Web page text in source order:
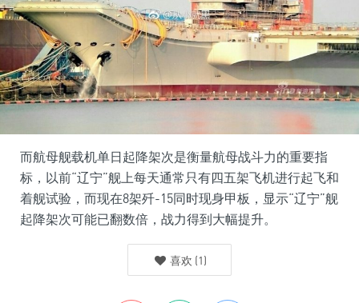
而航母舰载机单日起降架次是衡量航母战斗力的重要指
标，以前“辽宁”舰上每天通常只有四五架飞机进行起飞和
着舰试验，而现在8架歼-15同时现身甲板，显示“辽宁”舰
起降架次可能已翻数倍，战力得到大幅提升。
喜欢 (1)